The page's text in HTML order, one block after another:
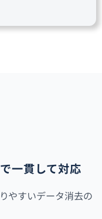
一貫して対応
やすいデータ消去の